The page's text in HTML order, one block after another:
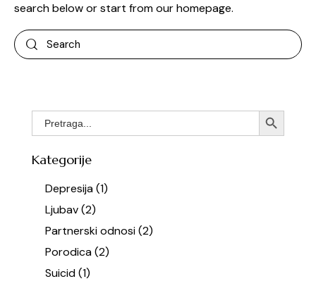
search below or start fromour homepage.
Search
for: Search
Kategorije
Depresija(1)
Ljubav(2)
Partnerski odnosi(2)
Porodica(2)
Suicid(1)